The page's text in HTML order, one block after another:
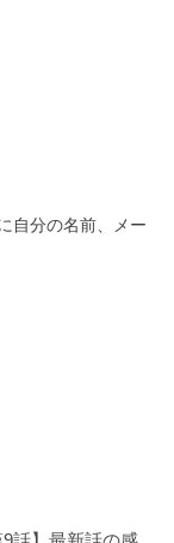
自分の名前、メー